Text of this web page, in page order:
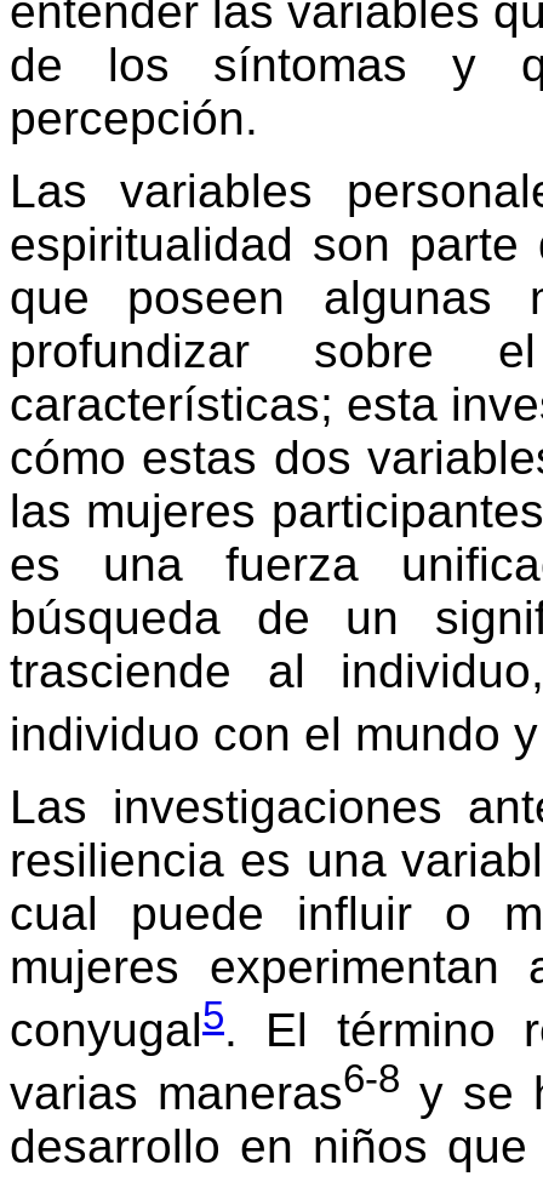
entender las variables
de los síntomas y
percepción.
Las variables
espiritualidad son
que poseen algunas
profundizar sobre
características; esta
cómo estas dos
las mujeres
es una fuerza
búsqueda de un
trasciende al
individuo con el mundo
Las investigaciones
resiliencia es una
cual puede influir o
mujeres experimentan
conyugal5. El término
varias maneras6-8 y se
desarrollo en niños